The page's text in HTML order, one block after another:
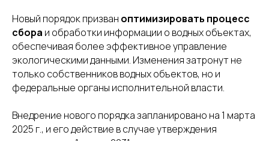
Новый порядок призван оптимизировать процесс
сбора и обработки информации о водных объектах,
обеспечивая более эффективное управление
экологическими данными. Изменения затронут не
только собственников водных объектов, но и
федеральные органы исполнительной власти.
Внедрение нового порядка запланировано на 1 марта
2025 г., и его действие в случае утверждения